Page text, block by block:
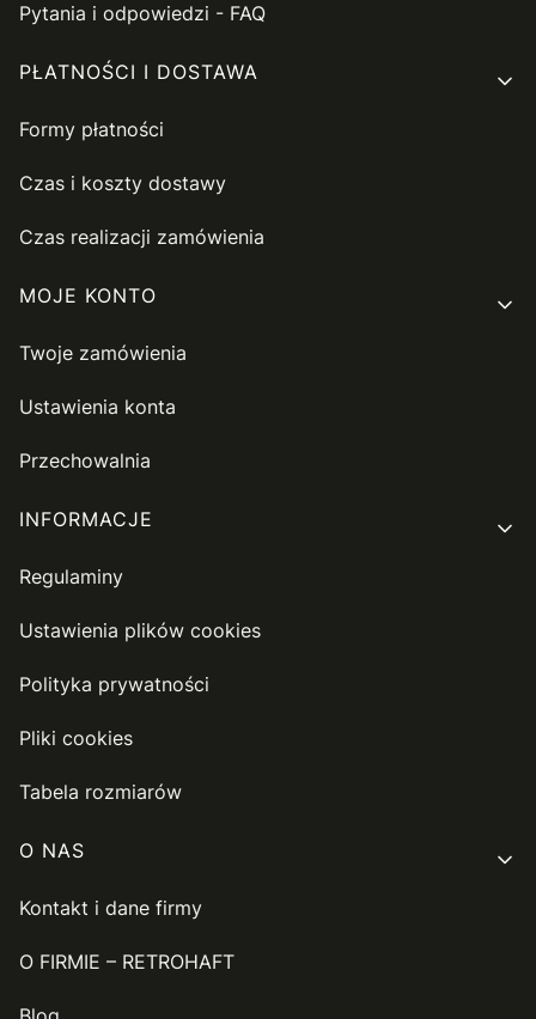
Pytania i odpowiedzi - FAQ
PŁATNOŚCI I DOSTAWA
Formy płatności
Czas i koszty dostawy
Czas realizacji zamówienia
MOJE KONTO
Twoje zamówienia
Ustawienia konta
Przechowalnia
INFORMACJE
Regulaminy
Ustawienia plików cookies
Polityka prywatności
Pliki cookies
Tabela rozmiarów
O NAS
Kontakt i dane firmy
O FIRMIE – RETROHAFT